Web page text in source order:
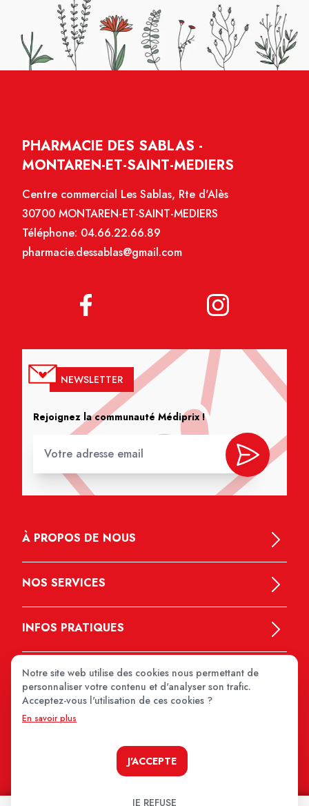
PHARMACIE DES SABLAS -
MONTAREN-ET-SAINT-MEDIERS
Centre commercial Les Sablas, Rte d'Alès
30700 MONTAREN-ET-SAINT-MEDIERS
Téléphone: 04.66.22.66.89
pharmacie.dessablas@gmail.com
NEWSLETTER
Rejoignez la communauté Médiprix !
À PROPOS DE NOUS
NOS SERVICES
INFOS PRATIQUES
Notre site web utilise des cookies nous permettant de
personnaliser votre contenu et d'analyser son trafic.
Acceptez-vous l'utilisation de ces cookies ?
En savoir plus
J'ACCEPTE
JE REFUSE